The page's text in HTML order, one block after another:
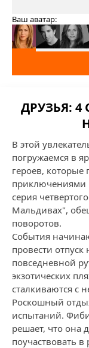
Ваш аватар:
ДРУЗЬЯ: 4
В этой
погружаемся в
героев,
приключениями
серия
Мальдивах",
поворотов.
События
провести
повседневной
экзотических
сталкиваются с
Роскошный
испытаний.
решает, что она
поучаствовать